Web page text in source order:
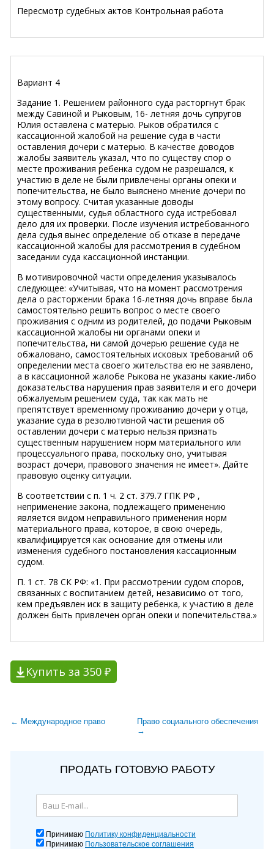
Пересмотр судебных актов Контрольная работа
Вариант 4
Задание 1. Решением районного суда расторгнут брак
между Савиной и Рыковым, 16- летняя дочь супругов
Юлия оставлена с матерью. Рыков обратился с
кассационной жалобой на решение суда в части
оставления дочери с матерью. В качестве доводов
жалобы заявитель указал, что по существу спор о
месте проживания ребенка судом не разрешался, к
участию в деле не были привлечены органы опеки и
попечительства, не было выяснено мнение дочери по
этому вопросу. Считая указанные доводы
существенными, судья областного суда истребовал
дело для их проверки. После изучения истребованного
дела судья вынес определение об отказе в передаче
кассационной жалобы для рассмотрения в судебном
заседании суда кассационной инстанции.
В мотивировочной части определения указывалось
следующее: «Учитывая, что на момент рассмотрения
дела о расторжении брака 16-летняя дочь вправе была
самостоятельно решить вопрос о месте своего
проживания с одним из родителей, до подачи Рыковым
кассационной жалобы ни органами опеки и
попечительства, ни самой дочерью решение суда не
обжаловано, самостоятельных исковых требований об
определении места своего жительства ею не заявлено,
а в кассационной жалобе Рыкова не указаны какие-либо
доказательства нарушения прав заявителя и его дочери
обжалуемым решением суда, так как мать не
препятствует временному проживанию дочери у отца,
указание суда в резолютивной части решения об
оставлении дочери с матерью нельзя признать
существенным нарушением норм материального или
процессуального права, поскольку оно, учитывая
возраст дочери, правового значения не имеет». Дайте
правовую оценку ситуации.
В соответствии с п. 1 ч. 2 ст. 379.7 ГПК РФ ,
неприменение закона, подлежащего применению
является видом неправильного применения норм
материального права, которое, в свою очередь,
квалифицируется как основание для отмены или
изменения судебного постановления кассационным
судом.
П. 1 ст. 78 СК РФ: «1. При рассмотрении судом споров,
связанных с воспитанием детей, независимо от того,
кем предъявлен иск в защиту ребенка, к участию в деле
должен быть привлечен орган опеки и попечительства.»
Купить за 350 ₽
← Международное право
Право социального обеспечения
→
ПРОДАТЬ ГОТОВУЮ РАБОТУ
Принимаю Политику конфиденциальности
Принимаю Пользовательское соглашения